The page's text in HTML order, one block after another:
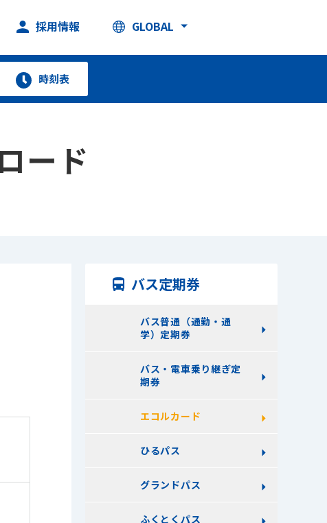
採用情報 GLOBAL
時刻表
ード
バス定期券
バス普通（通勤・通
学）定期券
バス・電車乗り継ぎ定
期券
エコルカード
ひるパス
グランドパス
ふくとくパス